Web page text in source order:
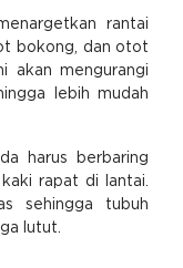
rantai
bokong, dan otot
akan mengurangi
lebih mudah
harus berbaring
rapat di lantai.
sehingga tubuh
lutut.